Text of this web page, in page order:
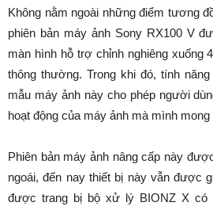
Không nằm ngoài những điểm tương
phiên bản máy ảnh Sony RX100 V
màn hình hỗ trợ chỉnh nghiêng xuống
thông thường. Trong khi đó, tính năng
mẫu máy ảnh này cho phép người
hoạt động của máy ảnh mà mình mong
Phiên bản máy ảnh nâng cấp này
ngoái, đến nay thiết bị này vẫn được
được trang bị bộ xử lý BIONZ X có